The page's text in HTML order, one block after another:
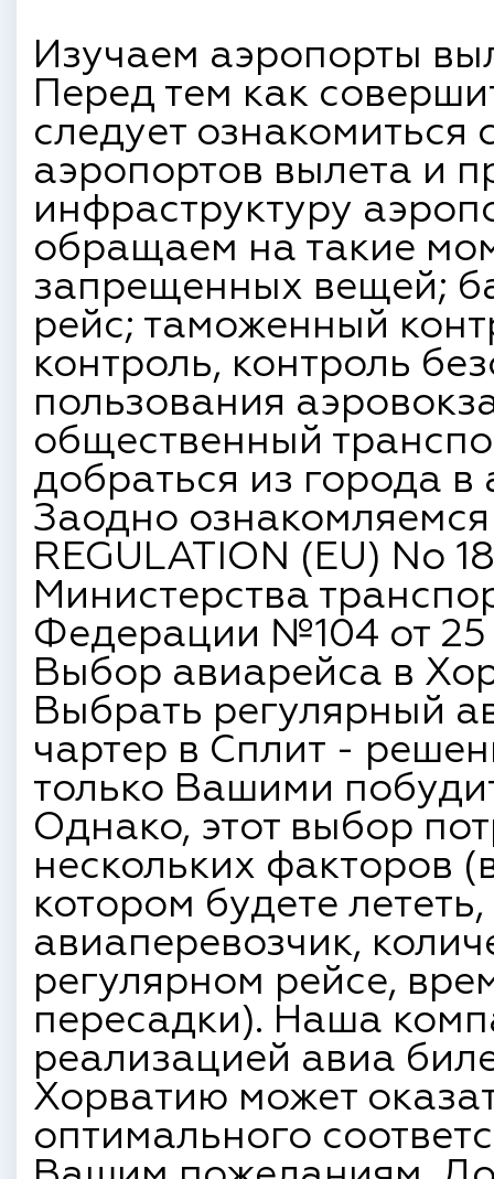
Изучаем аэропорты
Перед тем как
следует
аэропортов вылета и
инфраструктуру
обращаем на такие
запрещенных вещей;
рейс; таможенный
контроль, контроль
пользования
общественный
добраться из города в
Заодно ознакомляемся
REGULATION (EU) No
Министерства
Федерации №104 от 25
Выбор авиарейса в
Выбрать регулярный
чартер в Сплит -
только Вашими
Однако, этот выбор
нескольких факторов
котором будете
авиаперевозчик,
регулярном рейсе,
пересадки). Наша
реализацией авиа
Хорватию может
оптимального